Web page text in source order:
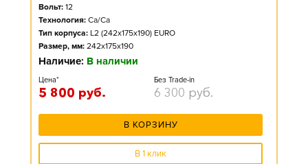
Вольт: 12
Технология: Ca/Ca
Тип корпуса: L2 (242x175x190) EURO
Размер, мм: 242x175x190
Наличие: В наличии
Цена*
5 800 руб.
Без Trade-in
6 300 руб.
В КОРЗИНУ
В 1 клик